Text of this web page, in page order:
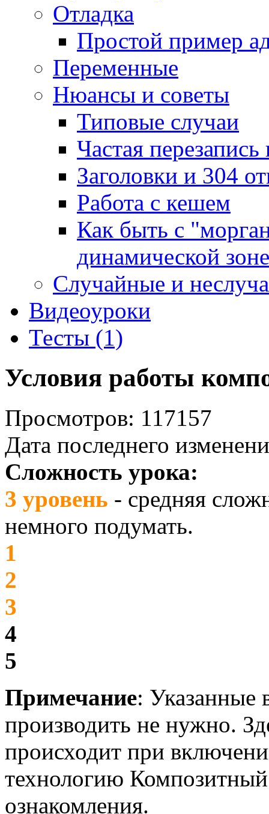
Отладка
Простой пример
Переменные
Нюансы и советы
Типовые случаи
Частая
Заголовки и 304
Работа с кешем
Как быть с
динамической зоне
Случайные и
Видеоуроки
Тесты (1)
Условия работы
Просмотров: 117157
Дата последнего
Сложность урока:
3 уровень - средняя
немного подумать.
1
2
3
4
5
Примечание: Указанные
производить не нужно.
происходит при
технологию
ознакомления.